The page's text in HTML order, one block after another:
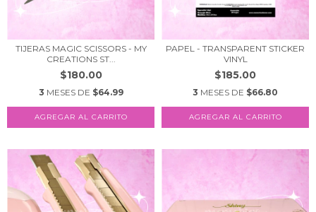
TIJERAS MAGIC SCISSORS - MY
CREATIONS ST...
$180.00
3 MESES DE $64.99
PAPEL - TRANSPARENT STICKER
VINYL
$185.00
3 MESES DE $66.80